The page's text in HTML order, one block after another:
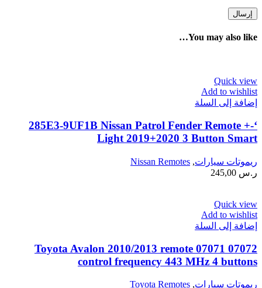
You may also like…
Quick view
Add to wishlist
إضافة إلى السلة
‘-285E3-9UF1B Nissan Patrol Fender Remote +
Light 2019+2020 3 Button Smart
ريموتات سيارات,
Nissan Remotes
ر.س
Quick view
Add to wishlist
إضافة إلى السلة
07072 07071 Toyota Avalon 2010/2013 remote
control frequency 443 MHz 4 buttons
ريموتات سيارات,
Toyota Remotes